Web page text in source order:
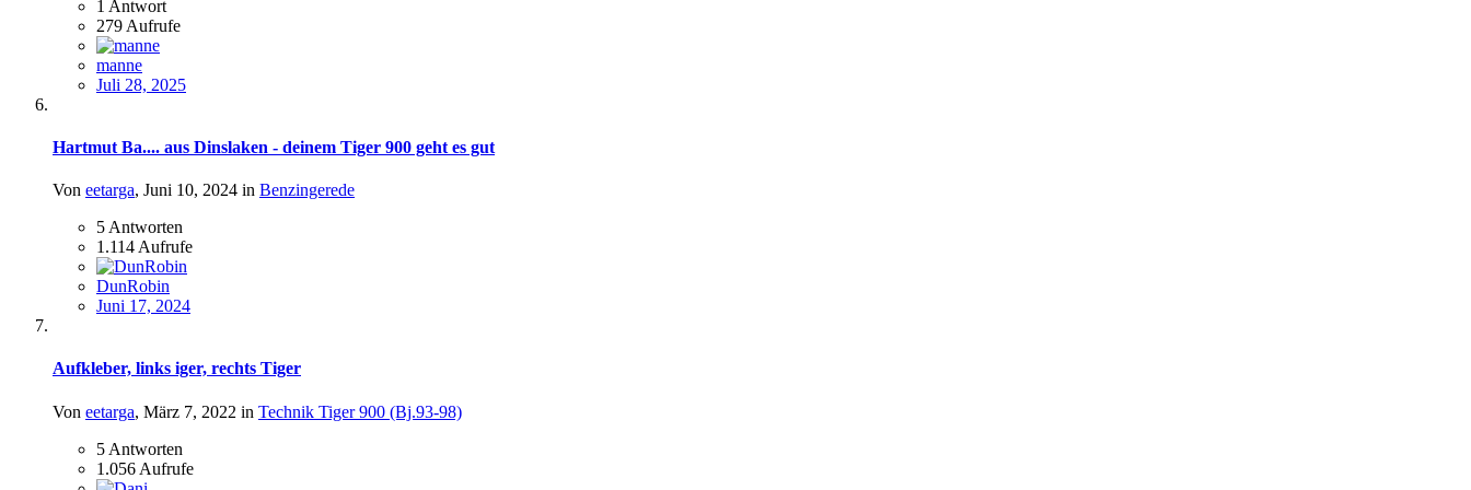
1 Antwort
279 Aufrufe
manne
Juli 28, 2025
Hartmut Ba.... aus Dinslaken - deinem Tiger 900 geht es gut
Von eetarga, Juni 10, 2024 in Benzingerede
5 Antworten
1.114 Aufrufe
DunRobin
Juni 17, 2024
Aufkleber, links iger, rechts Tiger
Von eetarga, März 7, 2022 in Technik Tiger 900 (Bj.93-98)
5 Antworten
1.056 Aufrufe